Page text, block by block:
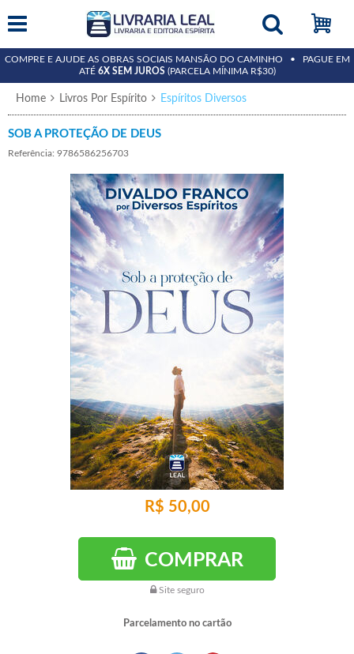
COMPRE E AJUDE AS OBRAS SOCIAIS MANSÃO DO CAMINHO • PAGUE EM
ATÉ 6X SEM JUROS (PARCELA MÍNIMA R$30)
Home Livros Por Espírito Espíritos Diversos
SOB A PROTEÇÃO DE DEUS
Referência: 9786586256703
R$ 50,00
COMPRAR
Site seguro
Parcelamento no cartão